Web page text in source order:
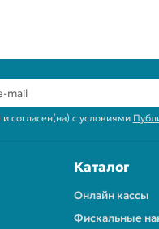
согласен(на) с условиями
Каталог
Онлайн кассы
Фискальные